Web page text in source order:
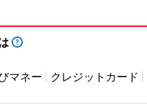
マネー クレジットカード